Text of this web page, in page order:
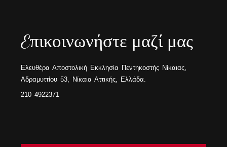
Eπικοινωνήστε μαζί μας
Ελευθέρα Αποστολική Εκκλησία Πεντηκοστής Νίκαιας,
Αδραμυττίου 53, Νίκαια Αττικής, Ελλάδα.
210 4922371